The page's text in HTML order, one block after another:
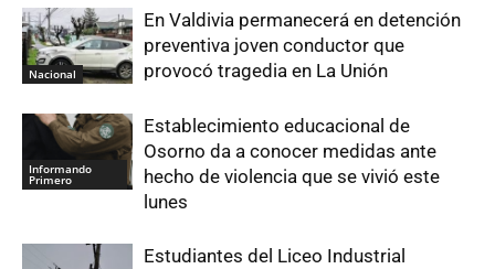
Nacional
En Valdivia permanecerá en detención
preventiva joven conductor que
provocó tragedia en La Unión
Informando
Primero
Establecimiento educacional de
Osorno da a conocer medidas ante
hecho de violencia que se vivió este
lunes
Estudiantes del Liceo Industrial